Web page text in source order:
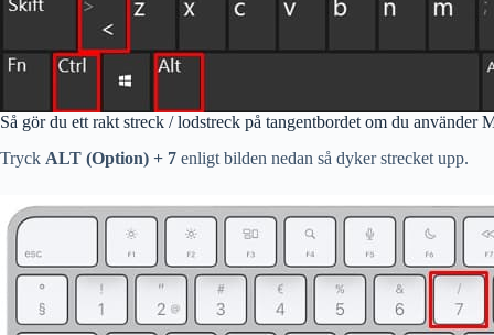
Så gör du ett rakt streck / lodstreck på tangentbordet om du använder
Tryck ALT (Option) + 7 enligt bilden nedan så dyker strecket upp.